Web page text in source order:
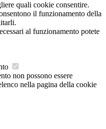
quali cookie consentire.
il funzionamento della
al funzionamento potete
non possono essere
nella pagina della cookie